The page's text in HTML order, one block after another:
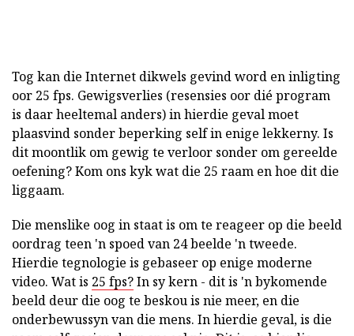
Tog kan die Internet dikwels gevind word en inligting
oor 25 fps. Gewigsverlies (resensies oor dié program
is daar heeltemal anders) in hierdie geval moet
plaasvind sonder beperking self in enige lekkerny. Is
dit moontlik om gewig te verloor sonder om gereelde
oefening? Kom ons kyk wat die 25 raam en hoe dit die
liggaam.
Die menslike oog in staat is om te reageer op die beeld
oordrag teen 'n spoed van 24 beelde 'n tweede.
Hierdie tegnologie is gebaseer op enige moderne
video. Wat is 25 fps?In sy kern - dit is 'n bykomende
beeld deur die oog te beskou is nie meer, en die
onderbewussyn van die mens. In hierdie geval, is die